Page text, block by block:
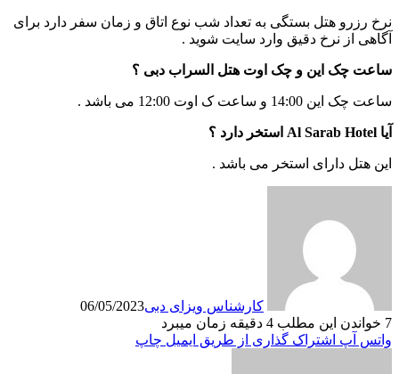
نرخ رزرو هتل بستگی به تعداد شب نوع اتاق و زمان سفر دارد برای
آگاهی از نرخ دقیق وارد سایت شوید .
ساعت چک این و چک اوت هتل السراب دبی ؟
ساعت چک این 14:00 و ساعت ک اوت 12:00 می باشد .
آیا Al Sarab Hotel استخر دارد ؟
این هتل دارای استخر می باشد .
کارشناس ویزای دبی06/05/2023
7 خواندن این مطلب 4 دقیقه زمان میبرد
واتس آپ اشتراک گذاری از طریق ایمیل چاپ